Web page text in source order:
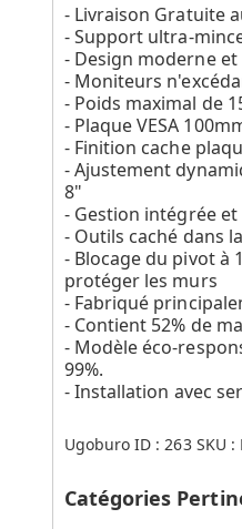
- Livraison Gratuite
- Support ultra-
- Design moderne
- Moniteurs
- Poids maximal de
- Plaque VESA
- Finition cache
- Ajustement
8"
- Gestion intégrée
- Outils caché dans
- Blocage du pivot à
protéger les murs
- Fabriqué
- Contient 52% de
- Modèle éco-
99%.
- Installation avec
Ugoburo ID : 263 SKU :
Catégories